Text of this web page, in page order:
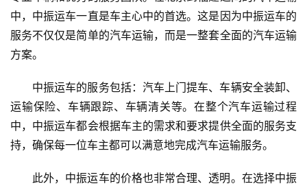
中，中振运车一直是车主心中的首选。这是因为中振运车的
服务不仅仅是简单的汽车运输，而是一整套全面的汽车运输
方案。
中振运车的服务包括：汽车上门提车、车辆安全装卸、
运输保险、车辆跟踪、车辆清关等。在整个汽车运输过程
中，中振运车都会根据车主的需求和要求提供全面的服务支
持，确保每一位车主都可以满意地完成汽车运输服务。
此外，中振运车的价格也非常合理、透明。在选择中振